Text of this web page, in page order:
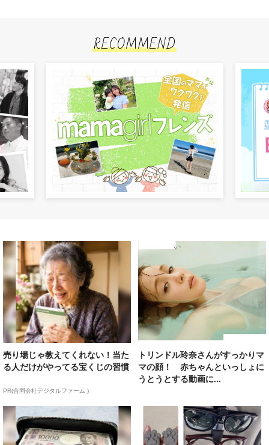
RECOMMEND
売り場じゃ教えてくれない！当た
る人だけがやってる宝くじの習慣
PR(合同会社デジタルファーム )
トリンドル玲奈さんがすっかりマ
マの顔！ 赤ちゃんといっしょに
うとうとする動画に...